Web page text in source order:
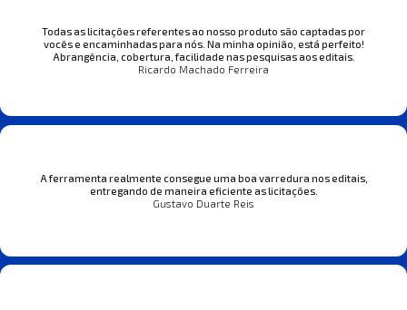
Todas as licitações referentes ao nosso produto são captadas por
vocês e encaminhadas para nós. Na minha opinião, está perfeito!
Abrangência, cobertura, facilidade nas pesquisas aos editais.
Ricardo Machado Ferreira
A ferramenta realmente consegue uma boa varredura nos editais,
entregando de maneira eficiente as licitações.
Gustavo Duarte Reis